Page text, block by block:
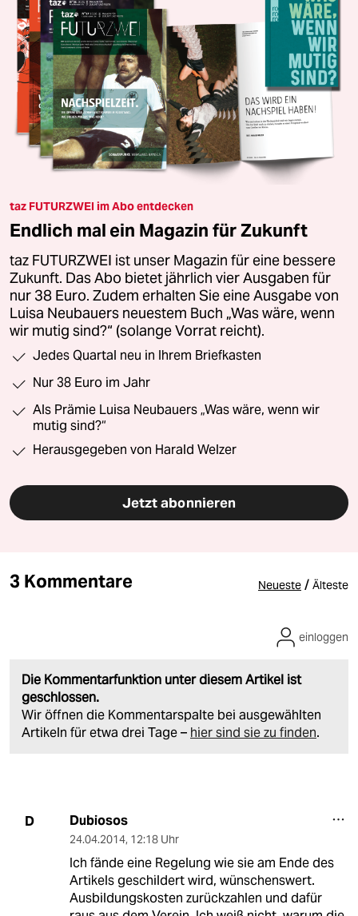
taz FUTURZWEI im Abo entdecken
Endlich mal ein Magazin für Zukunft
taz FUTURZWEI ist unser Magazin für eine bessere
Zukunft. Das Abo bietet jährlich vier Ausgaben für
nur 38 Euro. Zudem erhalten Sie eine Ausgabe von
Luisa Neubauers neuestem Buch „Was wäre, wenn
wir mutig sind?“ (solange Vorrat reicht).
Jedes Quartal neu in Ihrem Briefkasten
Nur 38 Euro im Jahr
Als Prämie Luisa Neubauers „Was wäre, wenn wir
mutig sind?“
Herausgegeben von Harald Welzer
Jetzt abonnieren
3 Kommentare Neueste / Älteste
Die Kommentarfunktion unter diesem Artikel ist
geschlossen.
Wir öffnen die Kommentarspalte bei ausgewählten
Artikeln für etwa drei Tage – hier sind sie zu finden.
einloggen
D Dubiosos
24.04.2014, 12:18 Uhr
Ich fände eine Regelung wie sie am Ende des
Artikels geschildert wird, wünschenswert.
Ausbildungskosten zurückzahlen und dafür